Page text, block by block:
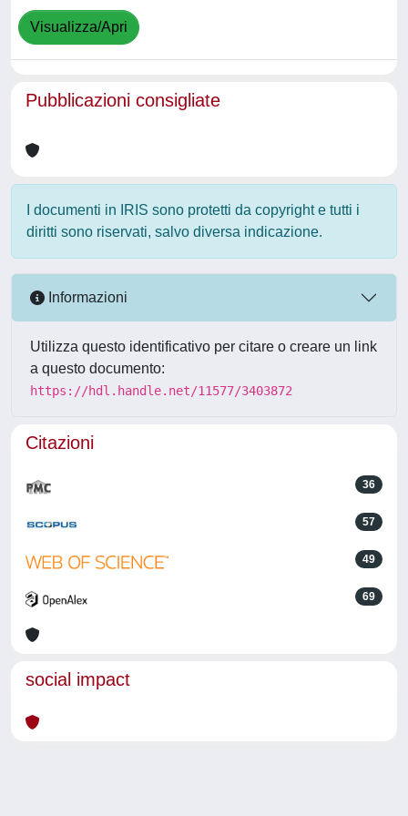
Visualizza/Apri
Pubblicazioni consigliate
I documenti in IRIS sono protetti da copyright e tutti i
diritti sono riservati, salvo diversa indicazione.
Informazioni
Utilizza questo identificativo per citare o creare un link
a questo documento:
https://hdl.handle.net/11577/3403872
Citazioni
36
57
49
69
social impact